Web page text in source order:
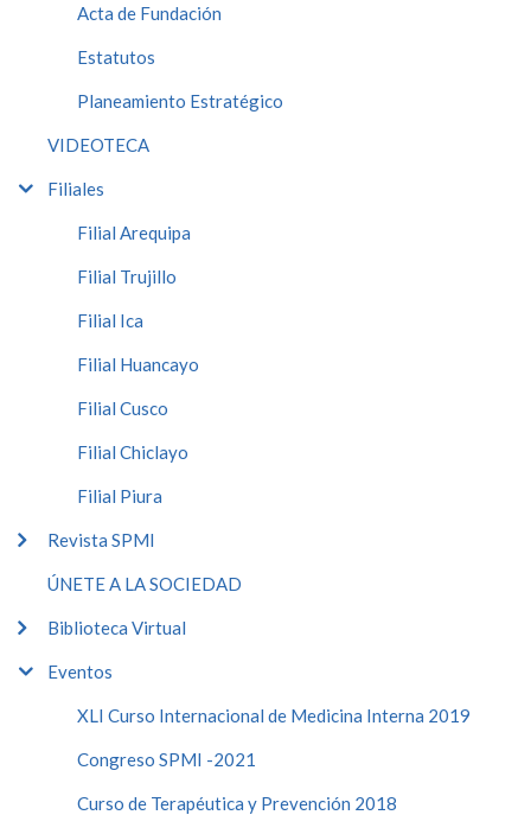
Acta de Fundación
Estatutos
Planeamiento Estratégico
VIDEOTECA
Filiales
Filial Arequipa
Filial Trujillo
Filial Ica
Filial Huancayo
Filial Cusco
Filial Chiclayo
Filial Piura
Revista SPMI
ÚNETE A LA SOCIEDAD
Biblioteca Virtual
Eventos
XLI Curso Internacional de Medicina Interna 2019
Congreso SPMI -2021
Curso de Terapéutica y Prevención 2018